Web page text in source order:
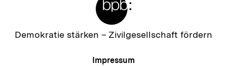
Zur
Demokratie stärken – Zivilgesellschaft fördern
Meta-
Impressum